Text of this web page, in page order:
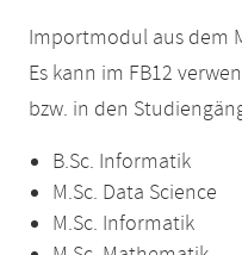
Importmodul aus dem
Es kann im FB12
bzw. in den
B.Sc. Informatik
M.Sc. Data Science
M.Sc. Informatik